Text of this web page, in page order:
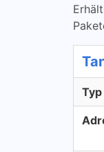
Typ